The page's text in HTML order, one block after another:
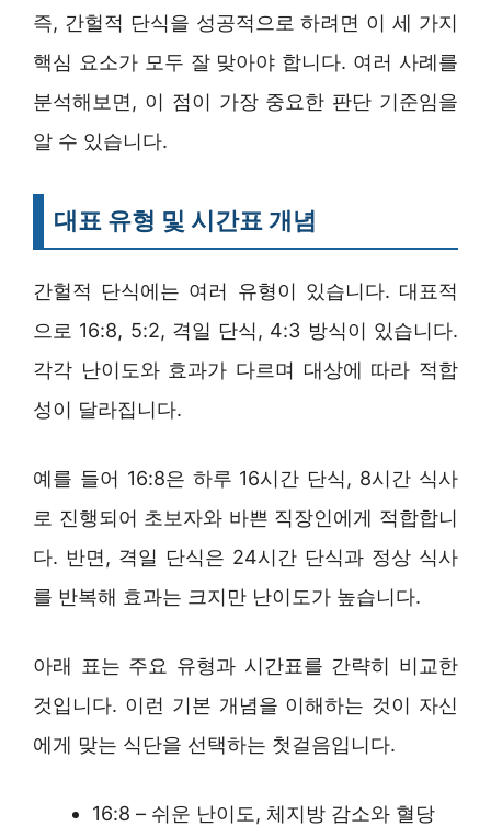
즉, 간헐적 단식을 성공적으로 하려면 이 세 가지
핵심 요소가 모두 잘 맞아야 합니다. 여러 사례를
분석해보면, 이 점이 가장 중요한 판단 기준임을
알 수 있습니다.
대표 유형 및 시간표 개념
간헐적 단식에는 여러 유형이 있습니다. 대표적
으로 16:8, 5:2, 격일 단식, 4:3 방식이 있습니다.
각각 난이도와 효과가 다르며 대상에 따라 적합
성이 달라집니다.
예를 들어 16:8은 하루 16시간 단식, 8시간 식사
로 진행되어 초보자와 바쁜 직장인에게 적합합니
다. 반면, 격일 단식은 24시간 단식과 정상 식사
를 반복해 효과는 크지만 난이도가 높습니다.
아래 표는 주요 유형과 시간표를 간략히 비교한
것입니다. 이런 기본 개념을 이해하는 것이 자신
에게 맞는 식단을 선택하는 첫걸음입니다.
16:8 – 쉬운 난이도, 체지방 감소와 혈당